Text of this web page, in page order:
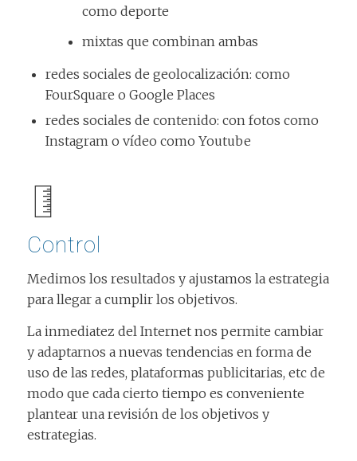
como deporte
mixtas que combinan ambas
redes sociales de geolocalización: como
FourSquare o Google Places
redes sociales de contenido: con fotos como
Instagram o vídeo como Youtube
Control
Medimos los resultados y ajustamos la estrategia
para llegar a cumplir los objetivos.
La inmediatez del Internet nos permite cambiar
y adaptarnos a nuevas tendencias en forma de
uso de las redes, plataformas publicitarias, etc de
modo que cada cierto tiempo es conveniente
plantear una revisión de los objetivos y
estrategias.